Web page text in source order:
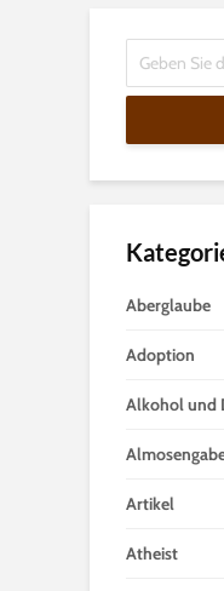
Aberglaube
Adoption
Alkohol und
Artikel
Atheist